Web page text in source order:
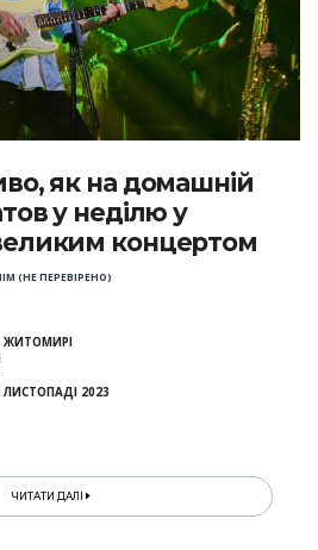
як на домашній
у неділю у
концертом
(НЕ ПЕРЕВІРЕНО)
ЖИТОМИРІ
2023
ЧИТАТИ ДАЛІ